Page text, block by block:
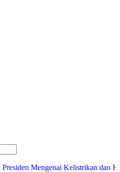
Mengenai Kelistrikan dan Harga